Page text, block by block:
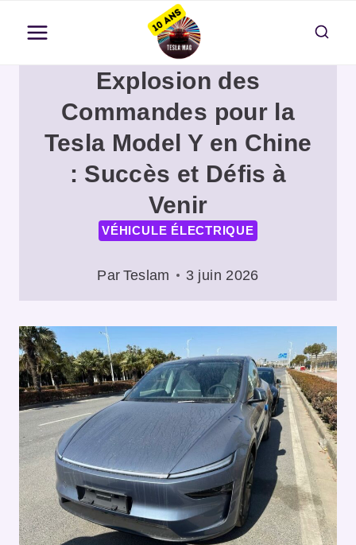
contenu
Explosion des
Commandes pour la
Tesla Model Y en Chine
: Succès et Défis à
Venir
VÉHICULE ÉLECTRIQUE
Par Teslam 3 juin 2026